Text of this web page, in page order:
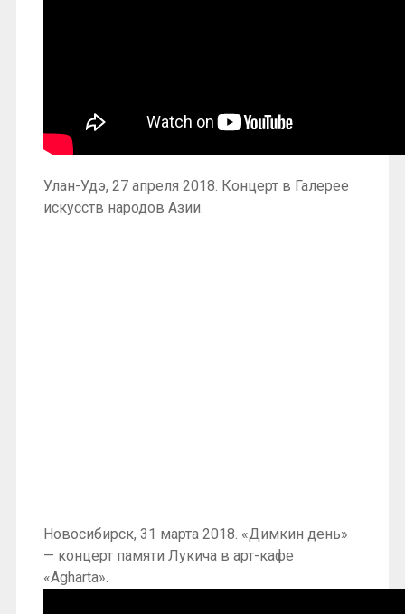
Улан-Удэ, 27 апреля 2018. Концерт в Галерее
искусств народов Азии.
Новосибирск, 31 марта 2018. «Димкин день»
— концерт памяти Лукича в арт-кафе
«Agharta».